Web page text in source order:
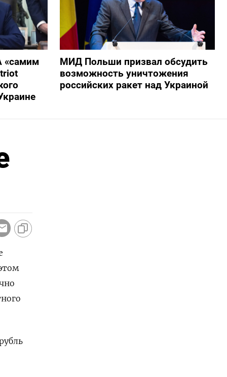
«самим
МИД Польши призвал обсудить
возможность уничтожения
российских ракет над Украиной